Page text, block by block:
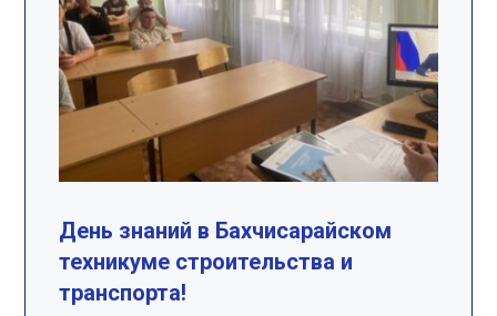
День знаний в Бахчисарайском
техникуме строительства и
транспорта!